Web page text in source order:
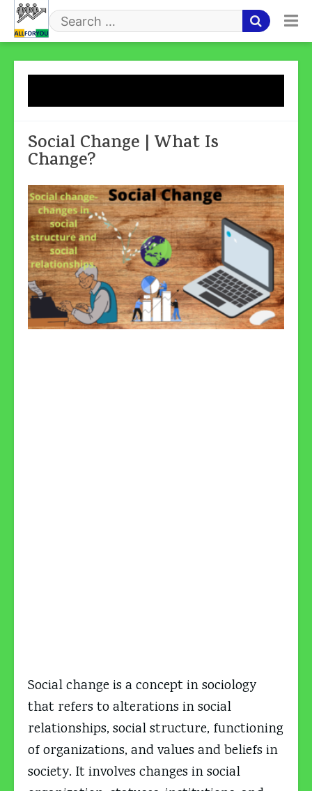
Skip
content
Search
Social Change | What Is
Change?
Social change is a concept in sociology
that refers to alterations in social
relationships, social structure, functioning
of organizations, and values and beliefs in
society. It involves changes in social